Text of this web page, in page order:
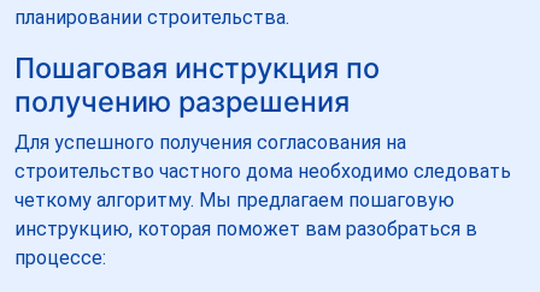
планировании строительства.
Пошаговая инструкция по
получению разрешения
Для успешного получения согласования на
строительство частного дома необходимо следовать
четкому алгоритму. Мы предлагаем пошаговую
инструкцию, которая поможет вам разобраться в
процессе: